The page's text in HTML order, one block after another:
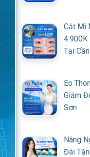
Cắt Mí
4.900K
Tại
Eo
Giảm
Sơn
Nâng
Đãi